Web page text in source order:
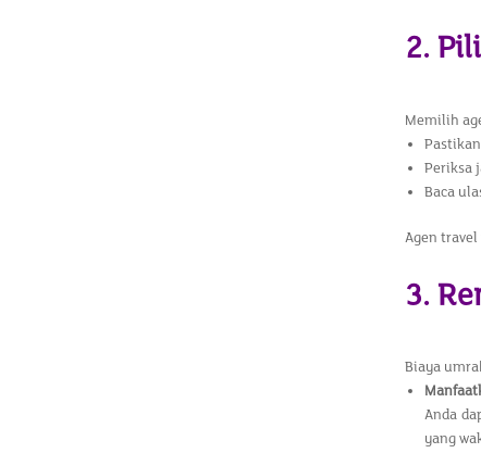
2.
Memilih
Periksa
Baca
Agen
3.
Biaya
Anda
yang